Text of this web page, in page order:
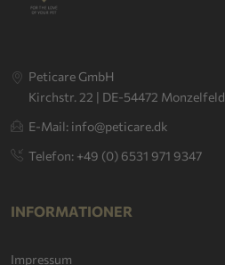
Peticare GmbH
Kirchstr. 22 | DE-54472 Monzelfeld
E-Mail: info@peticare.dk
Telefon: +49 (0) 6531 971 9347
INFORMATIONER
Impressum